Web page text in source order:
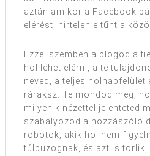
aztán amikor a Facebook
elérést, hirtelen eltűnt a
Ezzel szemben a blogod a
hol lehet elérni, a te
neved, a teljes holnapfelület
ráraksz. Te mondod meg,
milyen kinézettel jelenteted
szabályozod a
robotok, akik hol nem
túlbuzognak, és azt is törlik,